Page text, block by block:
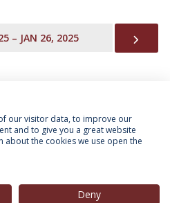
– JAN 26, 2025
our visitor data, to improve our
and to give you a great website
the cookies we use open the
Deny